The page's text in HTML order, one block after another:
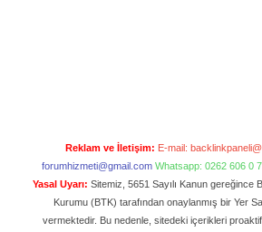
Reklam ve İletişim: E-mail:
forumhizmeti@gmail.com Whatsapp: 0262 606 0
Yasal Uyarı: Sitemiz, 5651 Sayılı Kanun gereğince
Kurumu (BTK) tarafından onaylanmış bir Yer
vermektedir. Bu nedenle, sitedeki içerikleri